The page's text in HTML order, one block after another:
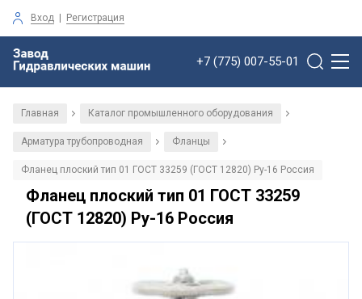
Вход | Регистрация
+7 (775) 007-55-01
Главная / Каталог промышленного оборудования /
Арматура трубопроводная / Фланцы /
Фланец плоский тип 01 ГОСТ 33259 (ГОСТ 12820) Ру-16 Россия
Фланец плоский тип 01 ГОСТ 33259
(ГОСТ 12820) Ру-16 Россия